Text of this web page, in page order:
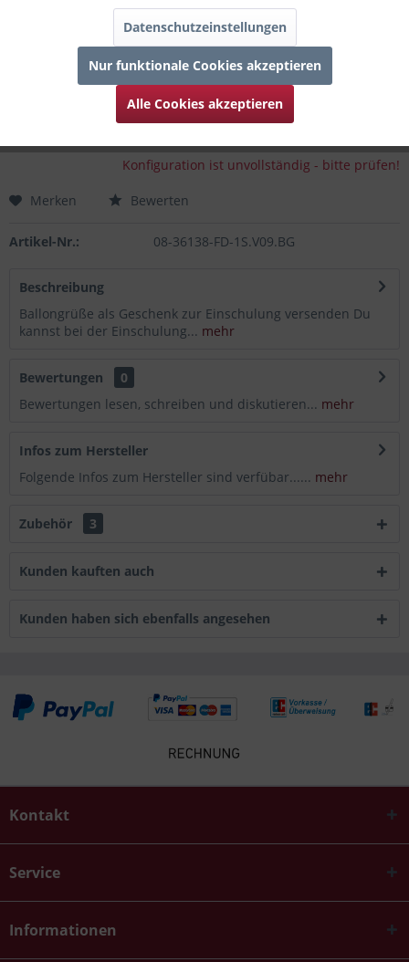
In den Warenkorb
Konfiguration ist unvollständig - bitte prüfen!
Merken Bewerten
Artikel-Nr.: 08-36138-FD-1S.V09.BG
Beschreibung
Ballongrüße als Geschenk zur Einschulung versenden Du
kannst bei der Einschulung... mehr
Bewertungen
0
Bewertungen lesen, schreiben und diskutieren... mehr
Infos zum Hersteller
Folgende Infos zum Hersteller sind verfübar...... mehr
Zubehör 3
Kunden kauften auch
Kunden haben sich ebenfalls angesehen
Kontakt
Service
Informationen
Datenschutzeinstellungen
Nur funktionale Cookies akzeptieren
Alle Cookies akzeptieren